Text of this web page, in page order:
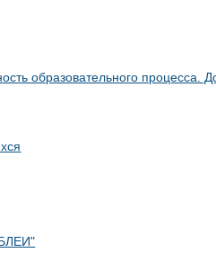
образовательного процесса.